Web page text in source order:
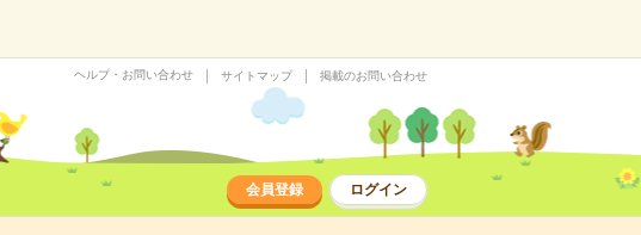
ヘルプ・お問い合わせ サイトマップ 掲載のお問い合わせ
会員登録 ログイン